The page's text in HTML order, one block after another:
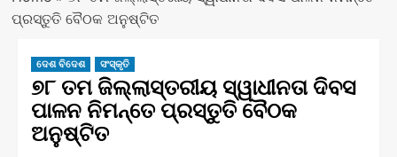
ପ୍ରସ୍ତୁତି ବୈଠକ ଅନୁଷ୍ଟିତ
ଦେଶ ବିଦେଶ ସଂସ୍କୃତି
୭୮ ତମ ଜିଲ୍ଲାସ୍ତରୀୟ ସ୍ୱାଧୀନତା ଦିବସ
ପାଳନ ନିମନ୍ତେ ପ୍ରସ୍ତୁତି ବୈଠକ
ଅନୁଷ୍ଟିତ